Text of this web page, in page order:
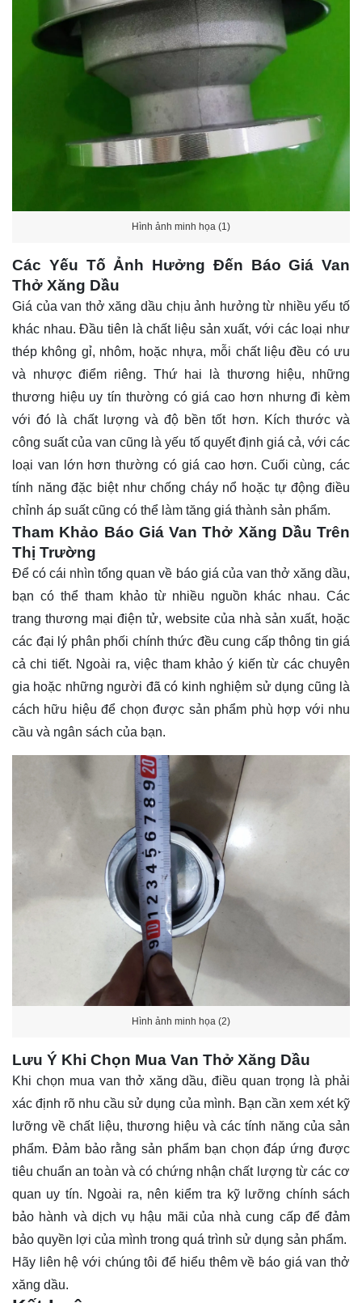
Hình ảnh minh họa (1)
Các Yếu Tố Ảnh Hưởng Đến Báo Giá Van
Thở Xăng Dầu
Giá của van thở xăng dầu chịu ảnh hưởng từ nhiều yếu tố
khác nhau. Đầu tiên là chất liệu sản xuất, với các loại như
thép không gỉ, nhôm, hoặc nhựa, mỗi chất liệu đều có ưu
và nhược điểm riêng. Thứ hai là thương hiệu, những
thương hiệu uy tín thường có giá cao hơn nhưng đi kèm
với đó là chất lượng và độ bền tốt hơn. Kích thước và
công suất của van cũng là yếu tố quyết định giá cả, với các
loại van lớn hơn thường có giá cao hơn. Cuối cùng, các
tính năng đặc biệt như chống cháy nổ hoặc tự động điều
chỉnh áp suất cũng có thể làm tăng giá thành sản phẩm.
Tham Khảo Báo Giá Van Thở Xăng Dầu Trên
Thị Trường
Để có cái nhìn tổng quan về báo giá của van thở xăng dầu,
bạn có thể tham khảo từ nhiều nguồn khác nhau. Các
trang thương mại điện tử, website của nhà sản xuất, hoặc
các đại lý phân phối chính thức đều cung cấp thông tin giá
cả chi tiết. Ngoài ra, việc tham khảo ý kiến từ các chuyên
gia hoặc những người đã có kinh nghiệm sử dụng cũng là
cách hữu hiệu để chọn được sản phẩm phù hợp với nhu
cầu và ngân sách của bạn.
Hình ảnh minh họa (2)
Lưu Ý Khi Chọn Mua Van Thở Xăng Dầu
Khi chọn mua van thở xăng dầu, điều quan trọng là phải
xác định rõ nhu cầu sử dụng của mình. Bạn cần xem xét kỹ
lưỡng về chất liệu, thương hiệu và các tính năng của sản
phẩm. Đảm bảo rằng sản phẩm bạn chọn đáp ứng được
tiêu chuẩn an toàn và có chứng nhận chất lượng từ các cơ
quan uy tín. Ngoài ra, nên kiểm tra kỹ lưỡng chính sách
bảo hành và dịch vụ hậu mãi của nhà cung cấp để đảm
bảo quyền lợi của mình trong quá trình sử dụng sản phẩm.
Hãy liên hệ với chúng tôi để hiểu thêm về báo giá van thở
xăng dầu.